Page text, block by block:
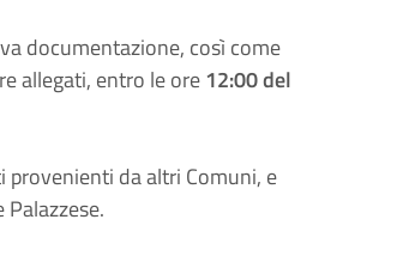
documentazione, così come
allegati, entro le ore12:00 del
provenienti da altri Comuni, e